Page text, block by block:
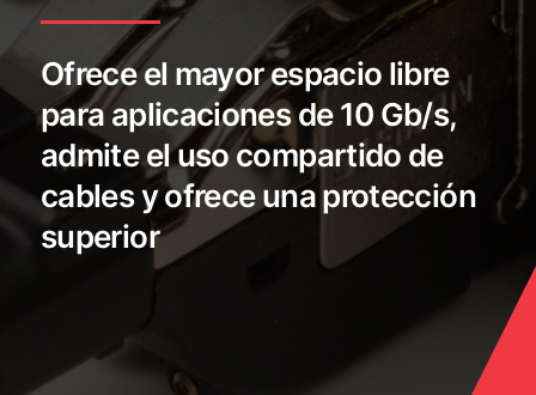
Ofrece el mayor espacio libre
para aplicaciones de 10 Gb/s,
admite el uso compartido de
cables y ofrece una protección
superior